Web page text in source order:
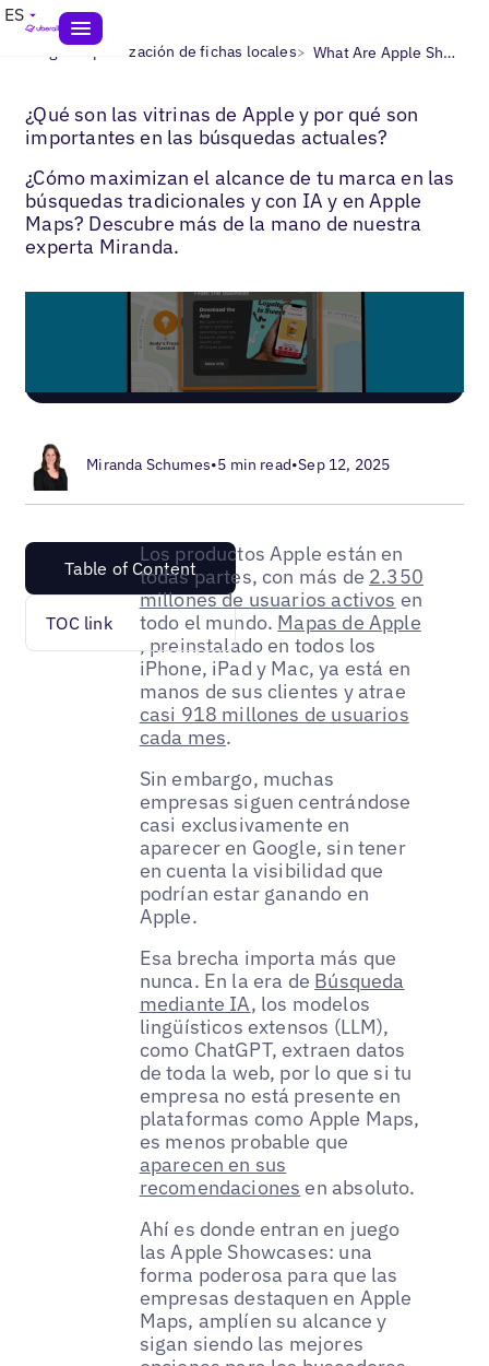
ES
Blogs> Optimización de fichas locales> What Are Apple Showcases?
¿Qué son las vitrinas de Apple y por qué son
importantes en las búsquedas actuales?
¿Cómo maximizan el alcance de tu marca en las
búsquedas tradicionales y con IA y en Apple
Maps? Descubre más de la mano de nuestra
experta Miranda.
Miranda Schumes•5 min read•Sep 12, 2025
Table of Content
TOC link
Los productos Apple están en
todas partes, con más de 2.350
millones de usuarios activos en
todo el mundo. Mapas de Apple
, preinstalado en todos los
iPhone, iPad y Mac, ya está en
manos de sus clientes y atrae
casi 918 millones de usuarios
cada mes.
Sin embargo, muchas
empresas siguen centrándose
casi exclusivamente en
aparecer en Google, sin tener
en cuenta la visibilidad que
podrían estar ganando en
Apple.
Esa brecha importa más que
nunca. En la era de Búsqueda
mediante IA, los modelos
lingüísticos extensos (LLM),
como ChatGPT, extraen datos
de toda la web, por lo que si tu
empresa no está presente en
plataformas como Apple Maps,
es menos probable que
aparecen en sus
recomendaciones en absoluto.
Ahí es donde entran en juego
las Apple Showcases: una
forma poderosa para que las
empresas destaquen en Apple
Maps, amplíen su alcance y
sigan siendo las mejores